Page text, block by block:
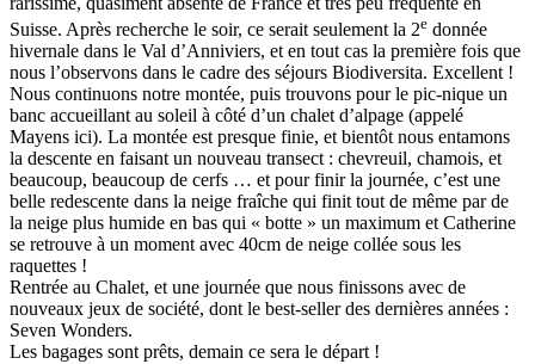
Suisse. Après recherche le soir, ce serait seulement la 2e donnée
hivernale dans le Val d’Anniviers, et en tout cas la première fois que
nous l’observons dans le cadre des séjours Biodiversita. Excellent !
Nous continuons notre montée, puis trouvons pour le pic-nique un
banc accueillant au soleil à côté d’un chalet d’alpage (appelé
Mayens ici). La montée est presque finie, et bientôt nous entamons
la descente en faisant un nouveau transect : chevreuil, chamois, et
beaucoup, beaucoup de cerfs … et pour finir la journée, c’est une
belle redescente dans la neige fraîche qui finit tout de même par de
la neige plus humide en bas qui « botte » un maximum et Catherine
se retrouve à un moment avec 40cm de neige collée sous les
raquettes !
Rentrée au Chalet, et une journée que nous finissons avec de
nouveaux jeux de société, dont le best-seller des dernières années :
Seven Wonders.
Les bagages sont prêts, demain ce sera le départ !